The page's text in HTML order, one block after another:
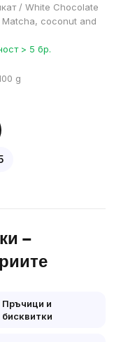
/ White Chocolate
Matcha, coconut and
> 5 бр.
g
–
Пръчици и
бисквитки